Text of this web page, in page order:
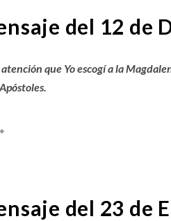
del 12 de
que Yo escogí a la
del 23 de